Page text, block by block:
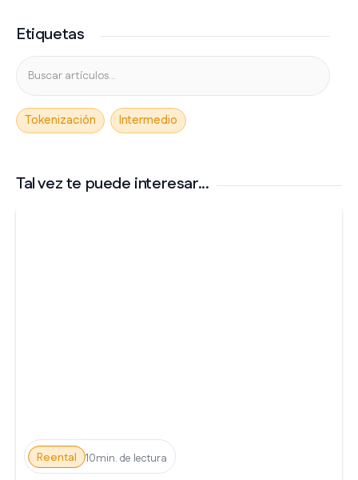
Etiquetas
Tokenización Intermedio
Tal vez te puede interesar...
Reental 10min. de lectura